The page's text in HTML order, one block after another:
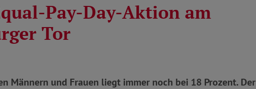
Pay-Day-Aktion am
Tor
Männern und Frauen liegt immer noch bei 18 Prozent. Der